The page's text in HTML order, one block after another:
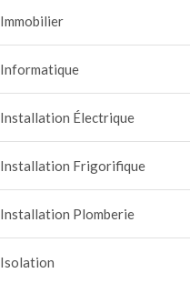
Immobilier
Informatique
Installation Électrique
Installation Frigorifique
Installation Plomberie
Isolation